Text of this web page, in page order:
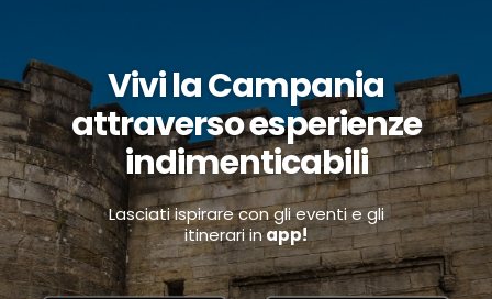
Vivi la Campania
attraverso esperienze
indimenticabili
Lasciati ispirare con gli eventi e gli
itinerari inapp!